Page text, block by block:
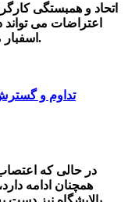
اتحاد و همبستگی
اعتراضات می
اسفبار معیشت کارگران تاثیر بسزائی داشته باشد.
تداوم و
در حالی که
همچنان ادامه